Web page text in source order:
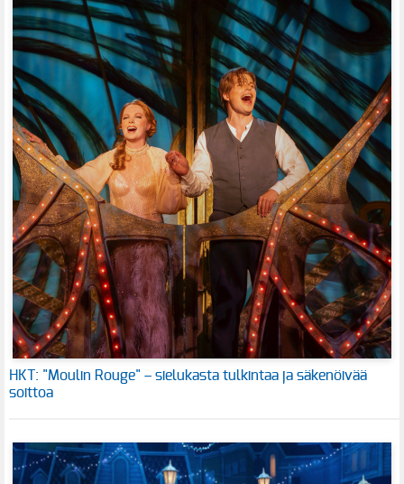
HKT: "Moulin Rouge" – sielukasta tulkintaa ja säkenöivää
soittoa